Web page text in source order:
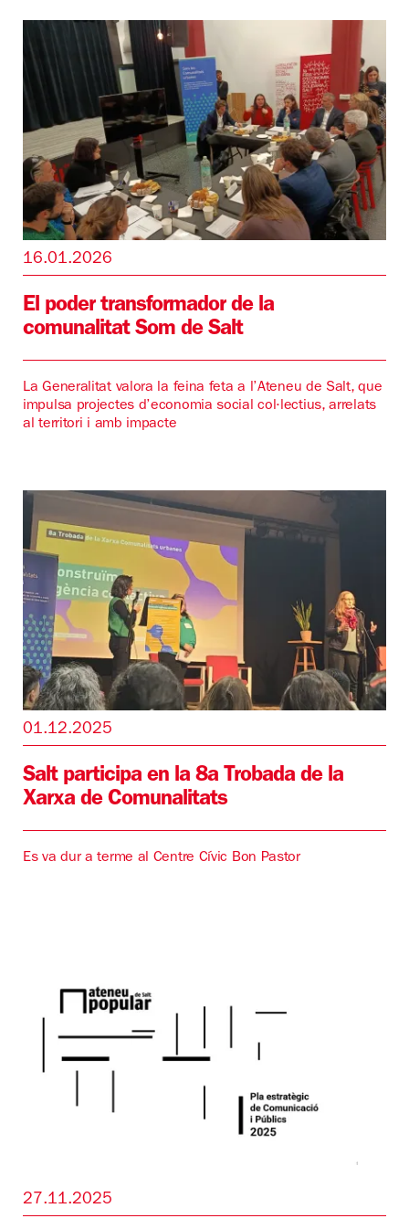
16.01.2026
El poder transformador de la
comunalitat Som de Salt
La Generalitat valora la feina feta a l’Ateneu de Salt, que
impulsa projectes d’economia social col·lectius, arrelats
al territori i amb impacte
01.12.2025
Salt participa en la 8a Trobada de la
Xarxa de Comunalitats
Es va dur a terme al Centre Cívic Bon Pastor
27.11.2025